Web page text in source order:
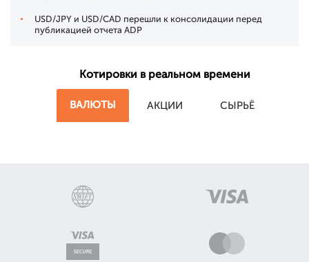
USD/JPY и USD/CAD перешли к консолидации перед
публикацией отчета ADP
Котировки в реальном времени
ВАЛЮТЫ АКЦИИ СЫРЬЁ